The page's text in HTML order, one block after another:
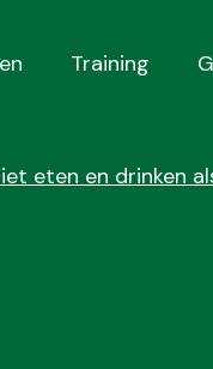
Training
eten en drinken